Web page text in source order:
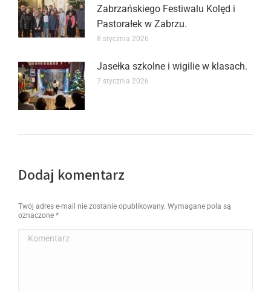
Zabrzańskiego Festiwalu Kolęd i
Pastorałek w Zabrzu.
8 stycznia 2026
Jasełka szkolne i wigilie w klasach.
7 stycznia 2026
Dodaj komentarz
Twój adres e-mail nie zostanie opublikowany. Wymagane pola są
oznaczone *
Komentarz